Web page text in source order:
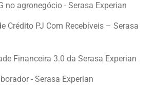
no agronegócio - Serasa Experian
Crédito PJ Com Recebíveis – Serasa
Financeira 3.0 da Serasa Experian
- Serasa Experian